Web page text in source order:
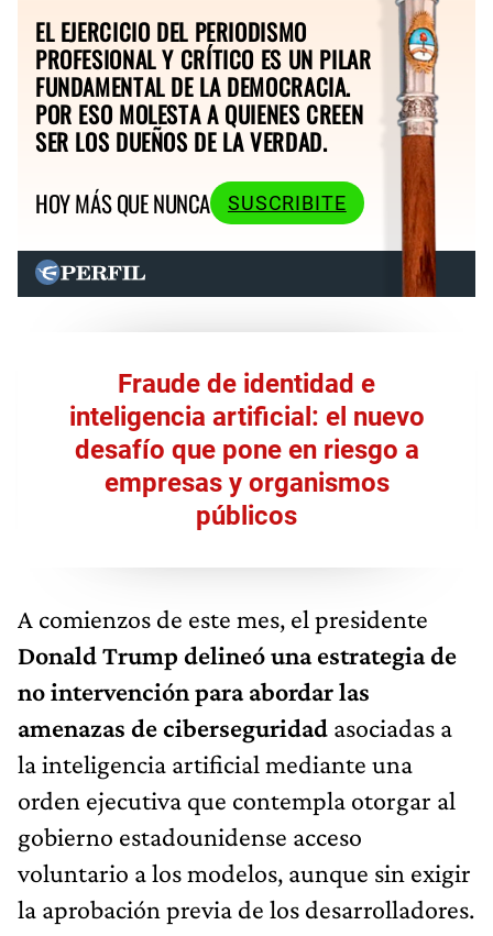
EL EJERCICIO DEL PERIODISMO
PROFESIONAL Y CRÍTICO ES UN PILAR
FUNDAMENTAL DE LA DEMOCRACIA.
POR ESO MOLESTA A QUIENES CREEN
SER LOS DUEÑOS DE LA VERDAD.
HOY MÁS QUE NUNCA
SUSCRIBITE
Fraude de identidad e
inteligencia artificial: el nuevo
desafío que pone en riesgo a
empresas y organismos
públicos
A comienzos de este mes, el presidente
Donald Trump delineó una estrategia de
no intervención para abordar las
amenazas de ciberseguridad asociadas a
la inteligencia artificial mediante una
orden ejecutiva que contempla otorgar al
gobierno estadounidense acceso
voluntario a los modelos, aunque sin exigir
la aprobación previa de los desarrolladores.